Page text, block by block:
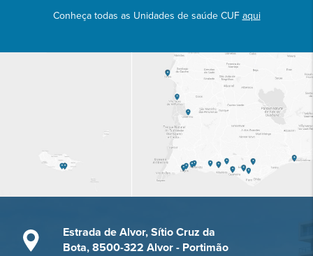
Conheça todas as Unidades de saúde CUF aqui
Estrada de Alvor, Sítio Cruz da
Bota, 8500-322 Alvor - Portimão